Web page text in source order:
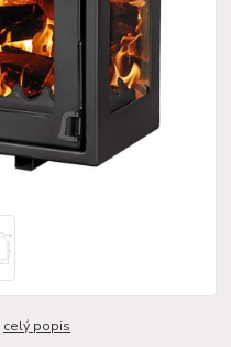
celý popis